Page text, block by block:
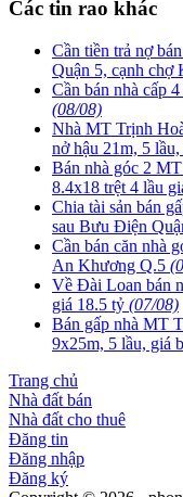
Các tin rao khác
Cần tiền trả nợ
Quận 5, cạnh chợ
Cần bán nhà cấp
(08/08)
Nhà MT Trịnh
nở hậu 21m, 5
Bán nhà góc 2
8.4x18 trệt 4 lầu
Chia tài sản bán
sau Bưu Điện
Cần bán căn nhà
An Khương Q.5
Về Đài Loan bán
giá 18.5 tỷ (07/08)
Bán gấp nhà MT
9x25m, 5 lầu, giá
Trang chủ
Nhà đất bán
Nhà đất cho thuê
Đăng tin
Đăng nhập
Đăng ký